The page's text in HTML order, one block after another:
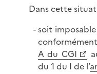
Dans cette
soit
A du CGI
du 1 du I de l’